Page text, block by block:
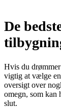
De
Hvis du
vigtig at vælge
oversigt over
omegn, som kan
slut.